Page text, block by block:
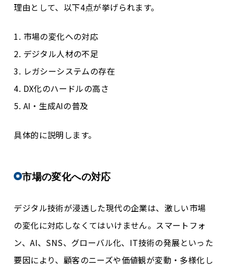
理由として、以下4点が挙げられます。
1. 市場の変化への対応
2. デジタル人材の不足
3. レガシーシステムの存在
4. DX化のハードルの高さ
5. AI・生成AIの普及
具体的に説明します。
市場の変化への対応
デジタル技術が浸透した現代の企業は、激しい市場
の変化に対応しなくてはいけません。スマートフォ
ン、AI、SNS、グローバル化、IT技術の発展といった
要因により、顧客のニーズや価値観が変動・多様化し